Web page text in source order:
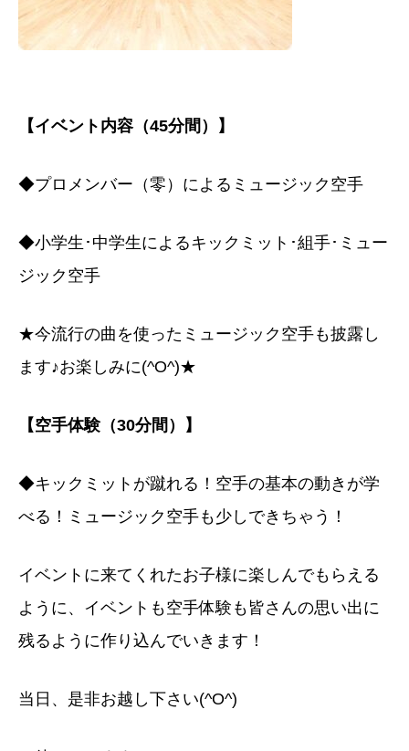
【イベント内容（45分間）】
◆プロメンバー（零）によるミュージック空手
◆小学生･中学生によるキックミット･組手･ミュー
ジック空手
★今流行の曲を使ったミュージック空手も披露し
ます♪お楽しみに(^O^)★
【空手体験（30分間）】
◆キックミットが蹴れる！空手の基本の動きが学
べる！ミュージック空手も少しできちゃう！
イベントに来てくれたお子様に楽しんでもらえる
ように、イベントも空手体験も皆さんの思い出に
残るように作り込んでいきます！
当日、是非お越し下さい(^O^)